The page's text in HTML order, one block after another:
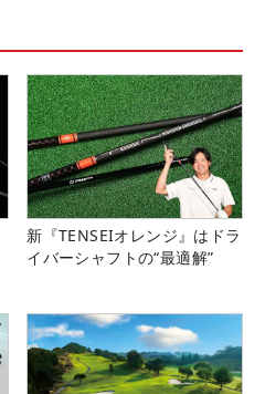
新『TENSEIオレンジ』はドラ
イバーシャフトの“最適解”